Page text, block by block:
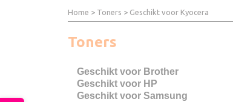
Home > Toners > Geschikt voor Kyocera
Toners
Geschikt voor Brother
Geschikt voor HP
Geschikt voor Samsung